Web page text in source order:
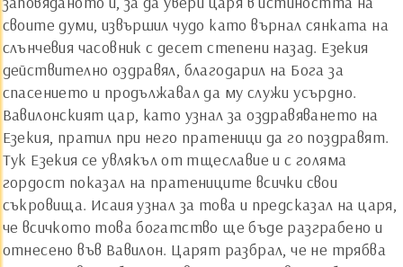
своите думи, извършил чудо като върнал сянката на
слънчевия часовник с десет степени назад. Езекия
действително оздравял, благодарил на Бога за
спасението и продължавал да му служи усърдно.
Вавилонският цар, като узнал за оздравяването на
Езекия, пратил при него пратеници да го поздравят.
Тук Езекия се увлякъл от тщеславие и с голяма
гордост показал на пратениците всички свои
съкровища. Исаия узнал за това и предсказал на царя,
че всичкото това богатство ще бъде разграбено и
отнесено във Вавилон. Царят разбрал, че не трябва